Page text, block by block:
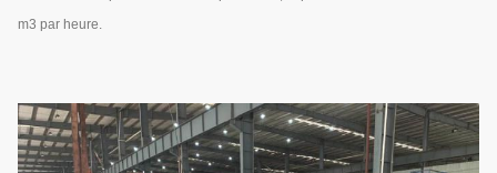
m3 par heure.